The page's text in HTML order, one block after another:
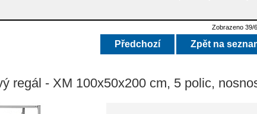
Zobrazeno 39/
Předchozí Zpět na
regál - XM 100x50x200 cm, 5 polic,